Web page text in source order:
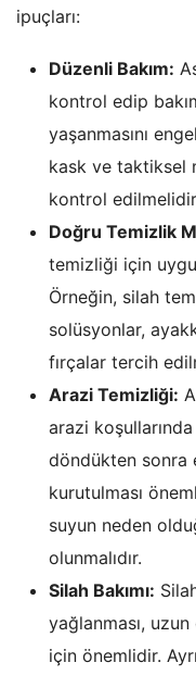
ipuçları:
Düzenli Bakım:
kontrol edip
yaşanmasını
kask ve taktiksel
kontrol
Doğru Temizlik
temizliği için
Örneğin, silah
solüsyonlar,
fırçalar tercih
Arazi Temizliği:
arazi
döndükten sonra
kurutulması
suyun neden
olunmalıdır.
Silah Bakımı:
yağlanması,
için önemlidir.